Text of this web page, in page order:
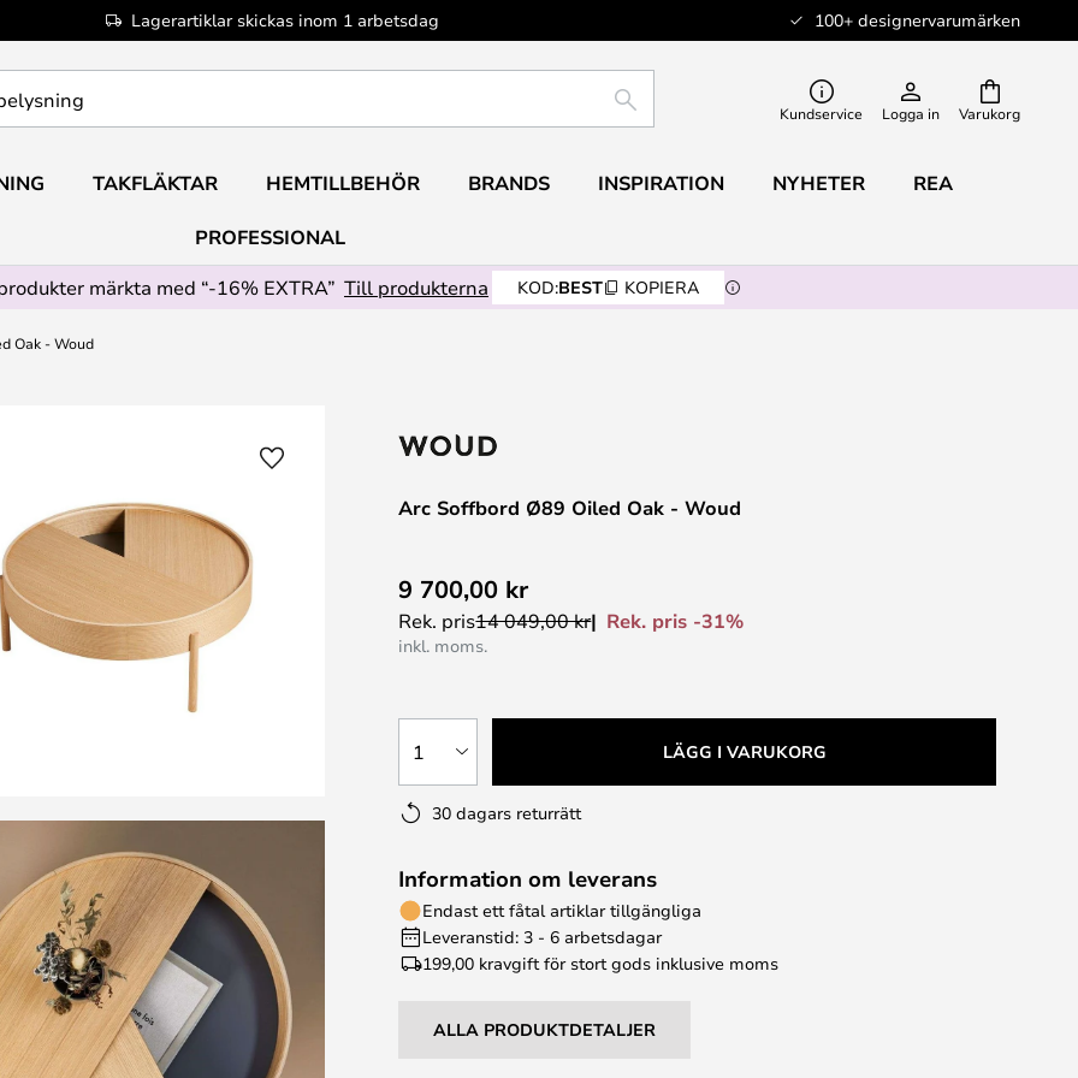
Lagerartiklar skickas inom 1 arbetsdag 100+ designervarumärken
Varukorg
SÖK Kundservice Logga in
TAKFLÄKTAR HEMTILLBEHÖR BRANDS INSPIRATION NYHETER REA
PROFESSIONAL
märkta med “-16% EXTRA” Till produkterna KOD:BEST KOPIERA
Oak - Woud
Arc Soffbord Ø89 Oiled Oak - Woud
9 700,00 kr
Rek. pris14 049,00 kr Rek. pris -31%
inkl. moms.
1 LÄGG I VARUKORG
30 dagars returrätt
Information om leverans
Endast ett fåtal artiklar tillgängliga
Leveranstid: 3 - 6 arbetsdagar
199,00 kravgift för stort gods inklusive moms
ALLA PRODUKTDETALJER